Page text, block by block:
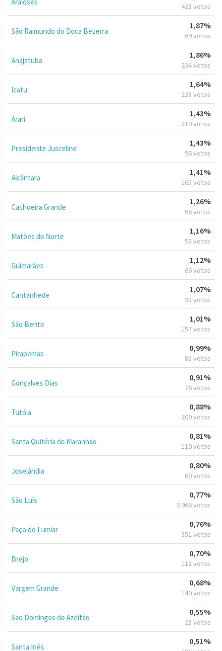
423 votos
São Raimundo do Doca Bezerra
1,87%
69 votos
Anajatuba
1,86%
234 votos
Icatu
1,64%
238 votos
Arari
1,43%
210 votos
Presidente Juscelino
1,43%
96 votos
Alcântara
1,41%
165 votos
Cachoeira Grande
1,26%
66 votos
Matões do Norte
1,16%
53 votos
Guimarães
1,12%
66 votos
Cantanhede
1,07%
92 votos
São Bento
1,01%
157 votos
Pirapemas
0,99%
83 votos
Gonçalves Dias
0,91%
76 votos
Tutóia
0,88%
209 votos
Santa Quitéria do Maranhão
0,81%
110 votos
Joselândia
0,80%
60 votos
São Luís
0,77%
3.966 votos
Paço do Lumiar
0,76%
351 votos
Brejo
0,70%
112 votos
Vargem Grande
0,68%
140 votos
São Domingos do Azeitão
0,55%
23 votos
Santa Inês
0,51%